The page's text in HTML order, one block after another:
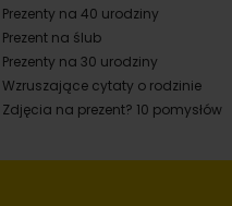
Prezenty na 40 urodziny
Prezent na ślub
Prezenty na 30 urodziny
Wzruszające cytaty o rodzinie
Zdjęcia na prezent? 10 pomysłów